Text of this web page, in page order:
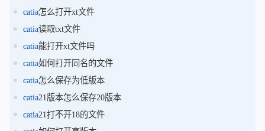
catia怎么打开xt文件
catia读取txt文件
catia能打开xt文件吗
catia如何打开同名的文件
catia怎么保存为低版本
catia21版本怎么保存20版本
catia21打不开18的文件